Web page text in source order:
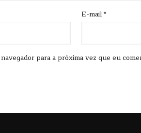
E-mail*
para a próxima vez que eu